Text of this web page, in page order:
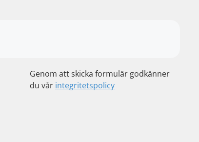
Genom att skicka formulär godkänner
du vår integritetspolicy